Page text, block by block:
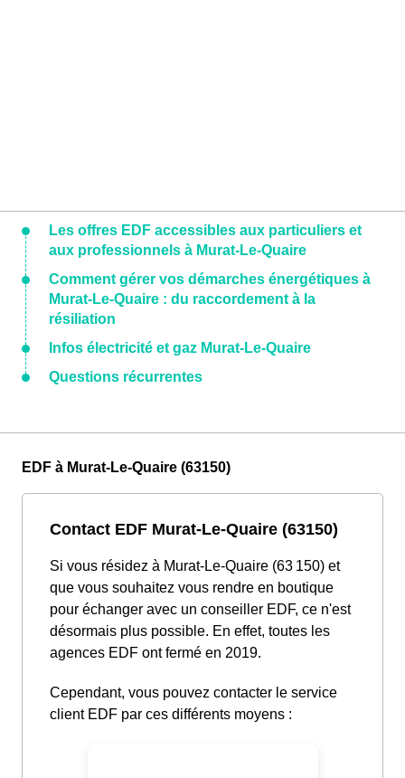
Les offres EDF accessibles aux particuliers et
aux professionnels à Murat-Le-Quaire
Comment gérer vos démarches énergétiques à
Murat-Le-Quaire : du raccordement à la
résiliation
Infos électricité et gaz Murat-Le-Quaire
Questions récurrentes
EDF à Murat-Le-Quaire (63150)
Contact EDF Murat-Le-Quaire (63150)
Si vous résidez à Murat-Le-Quaire (63 150) et
que vous souhaitez vous rendre en boutique
pour échanger avec un conseiller EDF, ce n'est
désormais plus possible. En effet, toutes les
agences EDF ont fermé en 2019.
Cependant, vous pouvez contacter le service
client EDF par ces différents moyens :